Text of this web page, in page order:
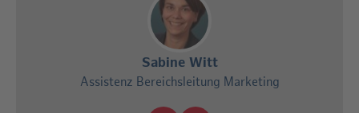
Sabine Witt
Assistenz Bereichsleitung Marketing